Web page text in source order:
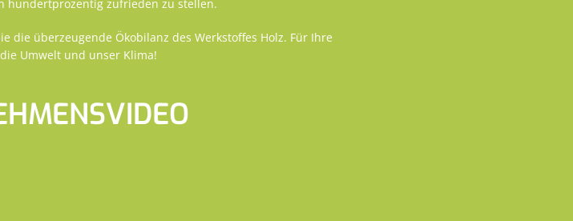
hundertprozentig zufrieden zu stellen.
die überzeugende Ökobilanz des Werkstoffes Holz. Für Ihre
Umwelt und unser Klima!